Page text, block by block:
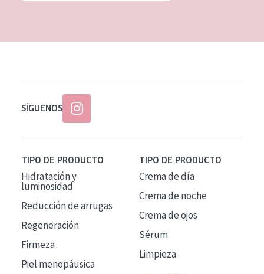
Todas las edades
SÍGUENOS
TIPO DE PRODUCTO
Hidratación y
luminosidad
Reducción de arrugas
Regeneración
Firmeza
Piel menopáusica
TIPO DE PRODUCTO
Crema de día
Crema de noche
Crema de ojos
Sérum
Limpieza